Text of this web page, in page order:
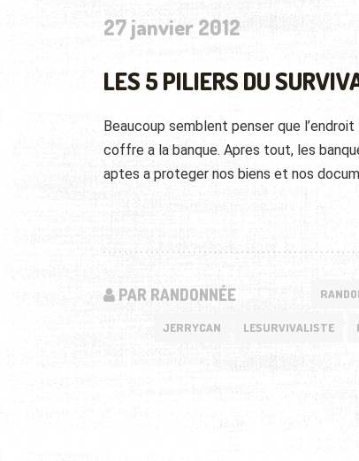
27 janvier 2012
LES 5 PILIERS DU
Beaucoup semblent penser que
coffre a la banque. Apres tout, les
aptes a proteger nos biens et nos
PAR RANDONNÉE
JERRYCAN LESURVIVALISTE